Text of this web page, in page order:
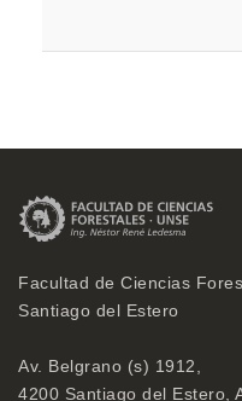
Facultad de Ciencias
Santiago del Estero
Av. Belgrano (s) 1912,
4200 Santiago del Estero,